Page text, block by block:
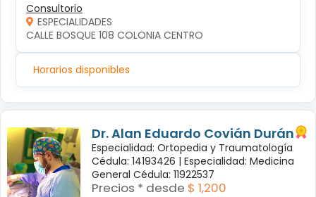
Consultorio
ESPECIALIDADES
CALLE BOSQUE 108 COLONIA CENTRO
Horarios disponibles
Dr. Alan Eduardo Covián Durán
Especialidad: Ortopedia y Traumatología
Cédula: 14193426 | Especialidad: Medicina
General Cédula: 11922537
Precios * desde $ 1,200